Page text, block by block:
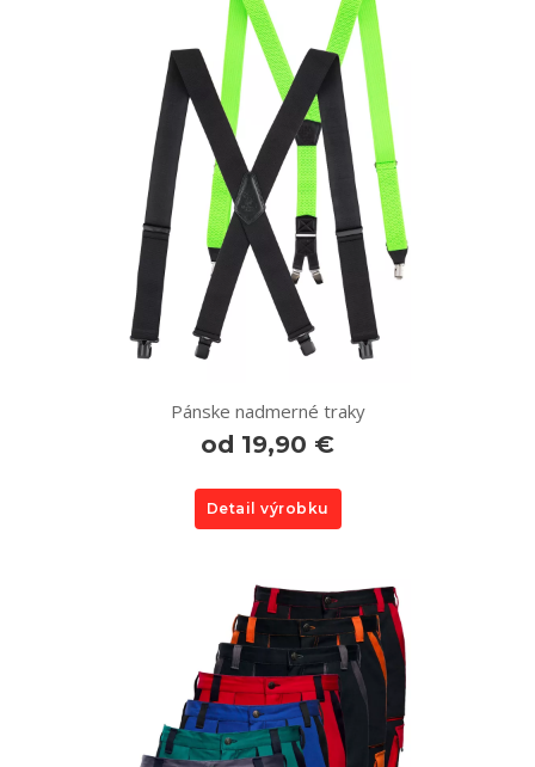
Pánske nadmerné traky
od 19,90 €
Detail výrobku